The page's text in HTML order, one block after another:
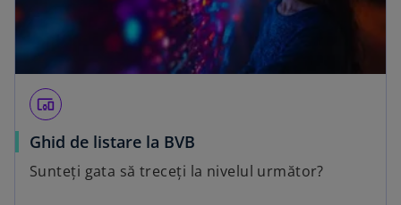
devices_other
Ghid de listare la BVB
Sunteți gata să treceți la nivelul următor?